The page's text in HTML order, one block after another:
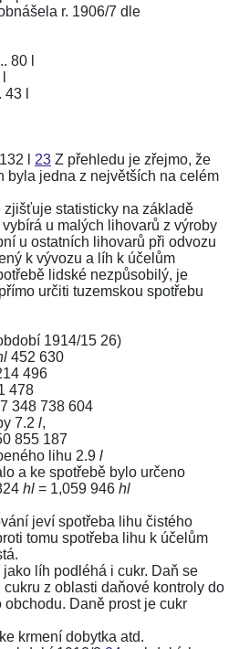
r. 1906/7 dle
80 l
l
l 23 Z přehledu je zřejmo, že
byla jedna z největších na celém
zjišťuje statisticky na základě
u malých lihovarů z výroby
u ostatních lihovarů při odvozu
k vývozu a líh k účelům
lidské nezpůsobilý, je
určiti tuzemskou spotřebu
1914/15 26)
452 630
496
478
348 738 604
7.2 l,
855 187
lihu 2.9 l
a ke spotřebě bylo určeno
hl = 1,059 946 hl
jeví spotřeba lihu čistého
tomu spotřeba lihu k účelům
líh podléhá i cukr. Daň se
z oblasti daňové kontroly do
Daně prost je cukr
krmení dobytka atd.